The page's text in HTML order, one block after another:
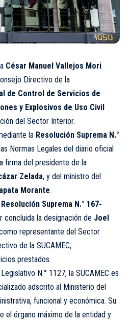
César Manuel Vallejos Mori
Directivo de la
de Control de Servicios de
y Explosivos de Uso Civil
del Sector Interior.
la Resolución Suprema N.°
Normas Legales del diario oficial
firma del presidente de la
Zelada, y del ministro del
Morante.
Resolución Suprema N.° 167-
concluida la designación de Joel
representante del Sector
de la SUCAMEC,
prestados.
N.° 1127, la SUCAMEC es
adscrito al Ministerio del
funcional y económica. Su
el órgano máximo de la entidad y